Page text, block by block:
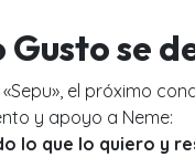
Gusto se
el próximo
y apoyo a Neme:
lo que lo quiero y